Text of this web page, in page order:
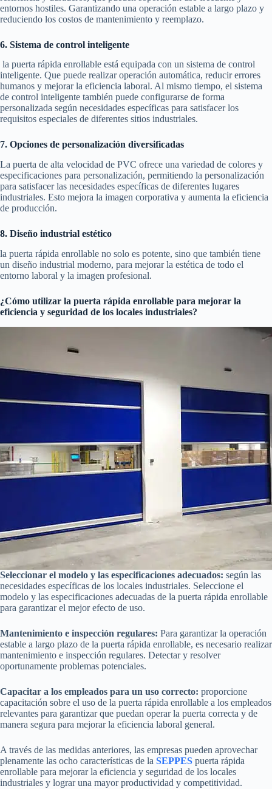
entornos hostiles. Garantizando una operación estable a largo plazo y
reduciendo los costos de mantenimiento y reemplazo.
6. Sistema de control inteligente
la puerta rápida enrollable está equipada con un sistema de control
inteligente. Que puede realizar operación automática, reducir errores
humanos y mejorar la eficiencia laboral. Al mismo tiempo, el sistema
de control inteligente también puede configurarse de forma
personalizada según necesidades específicas para satisfacer los
requisitos especiales de diferentes sitios industriales.
7. Opciones de personalización diversificadas
La puerta de alta velocidad de PVC ofrece una variedad de colores y
especificaciones para personalización, permitiendo la personalización
para satisfacer las necesidades específicas de diferentes lugares
industriales. Esto mejora la imagen corporativa y aumenta la eficiencia
de producción.
8. Diseño industrial estético
la puerta rápida enrollable no solo es potente, sino que también tiene
un diseño industrial moderno, para mejorar la estética de todo el
entorno laboral y la imagen profesional.
¿Cómo utilizar la puerta rápida enrollable para mejorar la
eficiencia y seguridad de los locales industriales?
Seleccionar el modelo y las especificaciones adecuados: según las
necesidades específicas de los locales industriales. Seleccione el
modelo y las especificaciones adecuadas de la puerta rápida enrollable
para garantizar el mejor efecto de uso.
Mantenimiento e inspección regulares: Para garantizar la operación
estable a largo plazo de la puerta rápida enrollable, es necesario realizar
mantenimiento e inspección regulares. Detectar y resolver
oportunamente problemas potenciales.
Capacitar a los empleados para un uso correcto: proporcione
capacitación sobre el uso de la puerta rápida enrollable a los empleados
relevantes para garantizar que puedan operar la puerta correcta y de
manera segura para mejorar la eficiencia laboral general.
A través de las medidas anteriores, las empresas pueden aprovechar
plenamente las ocho características de la SEPPES puerta rápida
enrollable para mejorar la eficiencia y seguridad de los locales
industriales y lograr una mayor productividad y competitividad.